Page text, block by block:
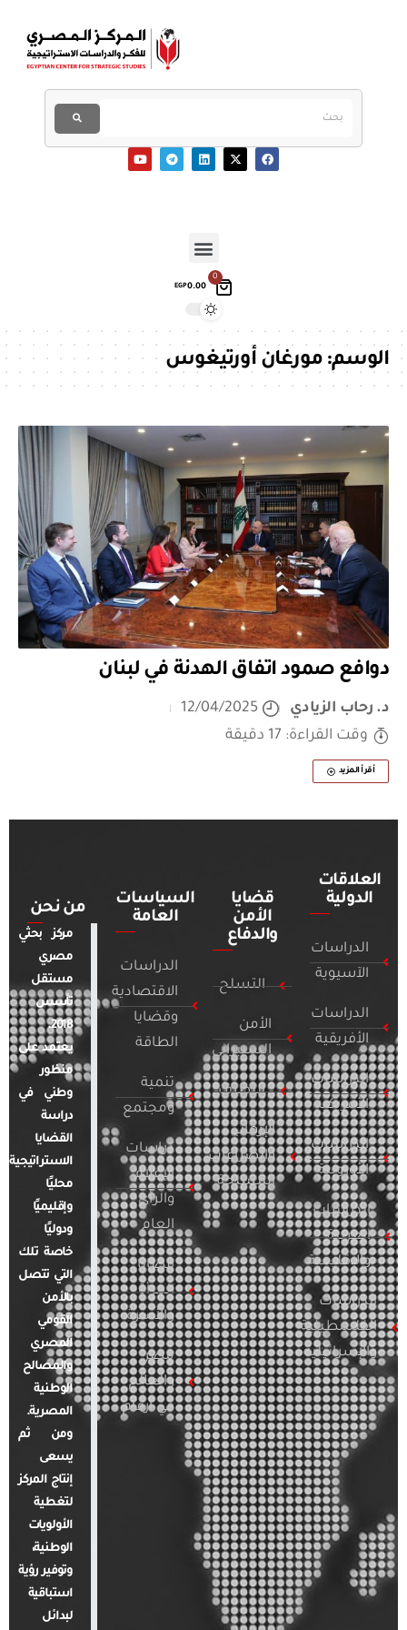
0
EGP0.00
الوسم:مورغان أورتيغوس
دوافع صمود اتفاق الهدنة في لبنان
د. رحاب الزيادي
12/04/2025
وقت القراءة: 17 دقيقة
أقرأ المزيد
العلاقات
الدولية
الدراسات
الآسيوية
الدراسات
الأفريقية
الدراسات
الأمريكية
الدراسات
الأوروبية
الدراسات
العربية
والإقليمية
الدراسات
الفلسطينية
والإسرائيلية
قضايا
الأمن
والدفاع
التسلح
الأمن
السيبراني
التطرف
الإرهاب
والصراعات
المسلحة
السياسات
العامة
الدراسات
الاقتصادية
وقضايا
الطاقة
تنمية
ومجتمع
دراسات
الإعلام
والرأي
العام
قضايا
المرأة
والأسرة
مصر
والعالم
في أرقام
من نحن
مركز بحثي
مصري
مستقل
تأسس
2018.
يعتمد على
منظور
وطني في
دراسة
القضايا
الاستراتيجية
محليًا
وإقليميًا
ودوليًا
خاصة تلك
التي تتصل
بالأمن
القومي
المصري
والمصالح
الوطنية
المصرية.
ومن ثم
يسعى
إنتاج المركز
لتغطية
الأولويات
الوطنية،
وتوفير رؤية
استباقية
لبدائل